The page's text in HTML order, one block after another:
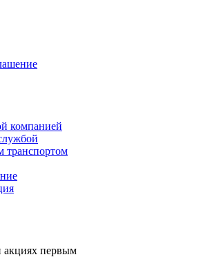
компанией
транспортом
акциях первым